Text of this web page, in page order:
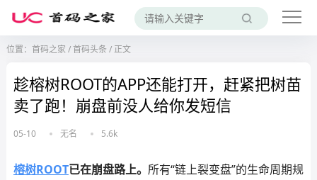
位置： 首码之家 /首码头条 /正文
趁榕树ROOT的APP还能打开，赶紧把树苗
卖了跑！崩盘前没人给你发短信
05-10 无名 5.6k
榕树ROOT已在崩盘路上。 所有“链上裂变盘”的生命周期规